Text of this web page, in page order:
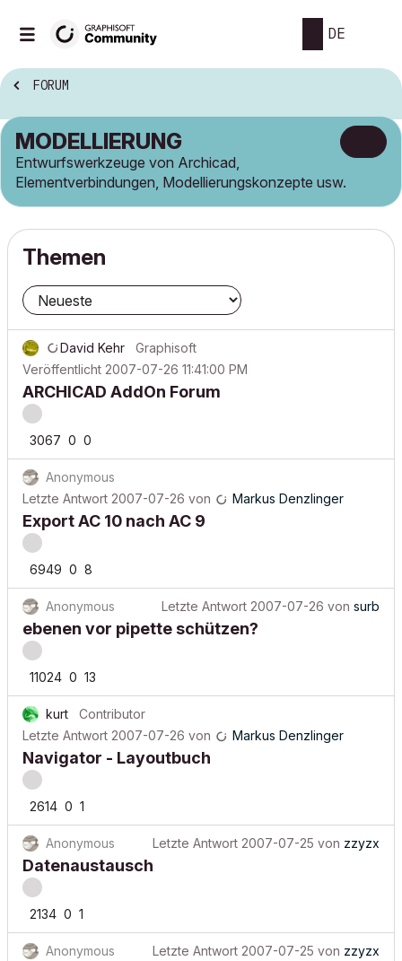
DE
FORUM
MODELLIERUNG
Entwurfswerkzeuge von Archicad,
Elementverbindungen, Modellierungskonzepte usw.
Themen
David Kehr
Graphisoft
Veröffentlicht 2007-07-26 11:41:00 PM
ARCHICAD AddOn Forum
3067 0 0
Anonymous
Letzte Antwort 2007-07-26 von Markus Denzlinger
Export AC 10 nach AC 9
6949 0 8
Anonymous Letzte Antwort 2007-07-26 von surb
ebenen vor pipette schützen?
11024 0 13
kurt
Contributor
Letzte Antwort 2007-07-26 von Markus Denzlinger
Navigator - Layoutbuch
2614 0 1
Anonymous Letzte Antwort 2007-07-25 von zzyzx
Datenaustausch
2134 0 1
Anonymous Letzte Antwort 2007-07-25 von zzyzx